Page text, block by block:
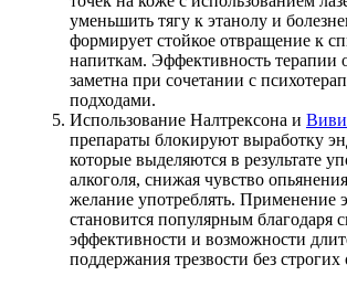
уменьшить тягу к этанолу и
формирует стойкое отвращение к
напиткам. Эффективность терапии
заметна при сочетании с
подходами.
Использование Налтрексона и
препараты блокируют выработку
которые выделяются в результате
алкоголя, снижая чувство
желание употреблять. Применение
становится популярным благодаря
эффективности и возможности
поддержания трезвости без